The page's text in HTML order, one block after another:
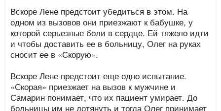
Вскоре Лене предстоит убедиться в этом. На
одном из вызовов они приезжают к бабушке, у
которой серьезные боли в сердце. Ей тяжело идти
и чтобы доставить ее в больницу, Олег на руках
сносит ее в «Скорую».
Вскоре Лене предстоит еще одно испытание.
«Скорая» приезжает на вызов к мужчине и
Самарин понимает, что их пациент умирает. До
больницы им не дотянуть и тогда Олег принимает